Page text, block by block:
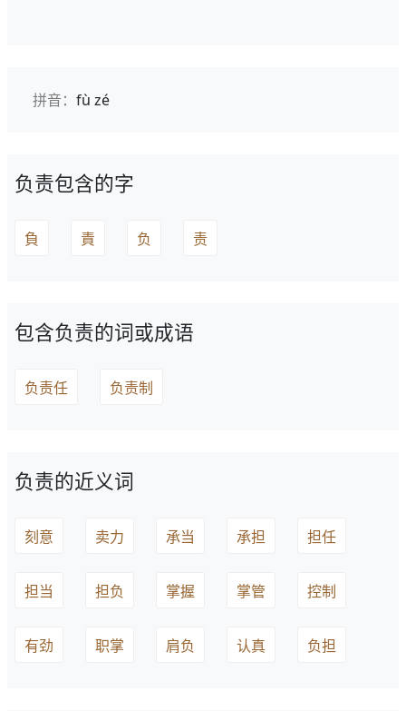
拼音： fù zé
负责包含的字
負 責 负 责
包含负责的词或成语
负责任 负责制
负责的近义词
刻意 卖力 承当 承担 担任
担当 担负 掌握 掌管 控制
有劲 职掌 肩负 认真 负担